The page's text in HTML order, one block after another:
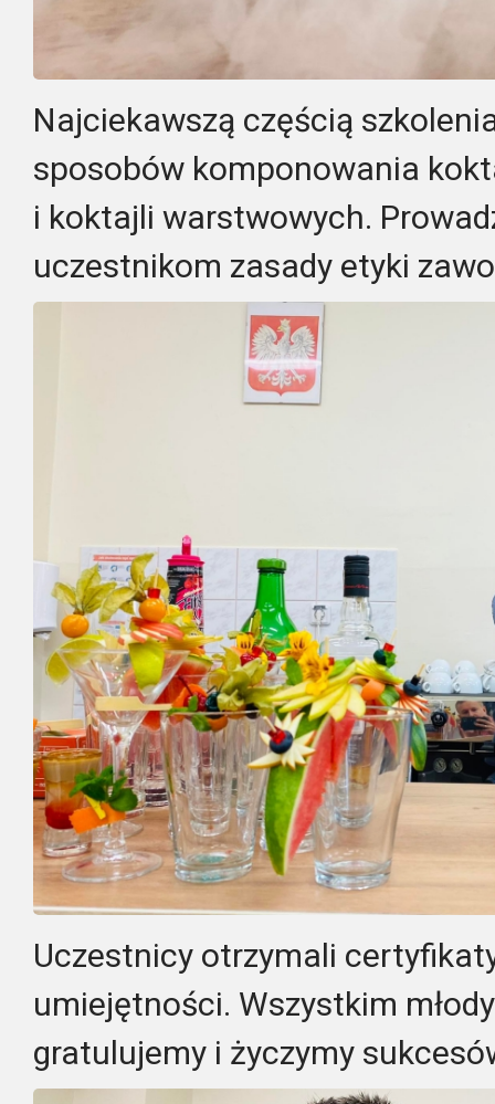
Najciekawszą częścią
sposobów komponowania
i koktajli warstwowych.
uczestnikom zasady etyki
Uczestnicy otrzymali
umiejętności. Wszystkim
gratulujemy i życzymy